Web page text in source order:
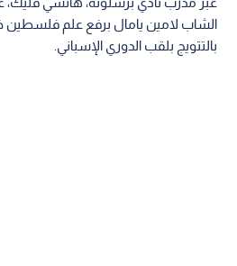
الشاب لامين يامال برفع علم فلسطين
بالتتويج بلقب الدوري الإسباني.